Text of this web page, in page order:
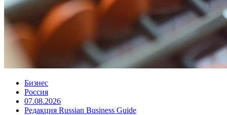
Бизнес
Россия
07.08.2026
Редакция Russian Business Guide